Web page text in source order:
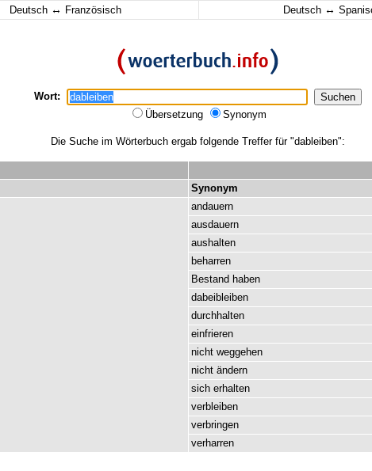
Deutsch ↔ Französisch Deutsch ↔
Wort:
Übersetzung
Synonym
Die Suche im Wörterbuch ergab folgende Treffer für "dableiben":
Synonym
andauern
ausdauern
aushalten
beharren
Bestand haben
dabeibleiben
durchhalten
einfrieren
nicht weggehen
nicht ändern
sich erhalten
verbleiben
verbringen
verharren